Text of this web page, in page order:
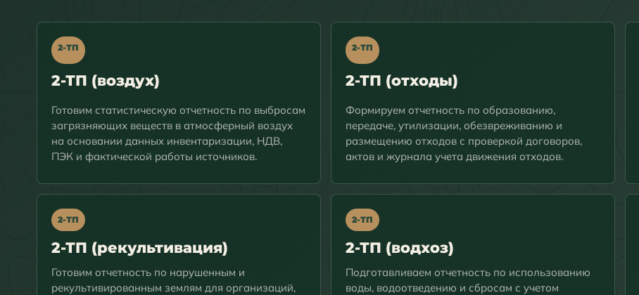
2-ТП
2-ТП (воздух)
Готовим статистическую отчетность по выбросам
загрязняющих веществ в атмосферный воздух
на основании данных инвентаризации, НДВ,
ПЭК и фактической работы источников.
2-ТП
2-ТП (отходы)
Формируем отчетность по образованию,
передаче, утилизации, обезвреживанию и
размещению отходов с проверкой договоров,
актов и журнала учета движения отходов.
2-ТП
2-ТП (рекультивация)
Готовим отчетность по нарушенным и
рекультивированным землям для организаций,
2-ТП
2-ТП (водхоз)
Подготавливаем отчетность по использованию
воды, водоотведению и сбросам с учетом